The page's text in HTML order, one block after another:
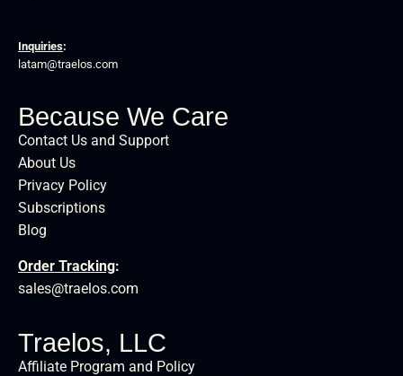
Inquiries:
latam@traelos.com
Because We Care
Contact Us and Support
About Us
Privacy Policy
Subscriptions
Blog
Order Tracking:
sales@traelos.com
Traelos, LLC
Affiliate Program and Policy